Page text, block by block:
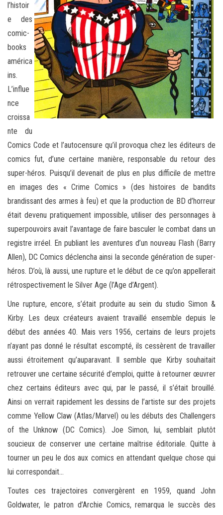
l’histoir
e des
comic-
books
américa
ins.
L’influe
nce
croissa
nte du
Comics Code et l’autocensure qu’il provoqua chez les éditeurs de
comics fut, d’une certaine manière, responsable du retour des
super-héros. Puisqu’il devenait de plus en plus difficile de mettre
en images des « Crime Comics » (des histoires de bandits
brandissant des armes à feu) et que la production de BD d’horreur
était devenu pratiquement impossible, utiliser des personnages à
superpouvoirs avait l’avantage de faire basculer le combat dans un
registre irréel. En publiant les aventures d’un nouveau Flash (Barry
Allen), DC Comics déclencha ainsi la seconde génération de super-
héros. D’où, là aussi, une rupture et le début de ce qu’on appellerait
rétrospectivement le Silver Age (l’Age d’Argent).
Une rupture, encore, s’était produite au sein du studio Simon &
Kirby. Les deux créateurs avaient travaillé ensemble depuis le
début des années 40. Mais vers 1956, certains de leurs projets
n’ayant pas donné le résultat escompté, ils cessèrent de travailler
aussi étroitement qu’auparavant. Il semble que Kirby souhaitait
retrouver une certaine sécurité d’emploi, quitte à retourner œuvrer
chez certains éditeurs avec qui, par le passé, il s’était brouillé.
Ainsi on verrait rapidement les dessins de l’artiste sur des projets
comme Yellow Claw (Atlas/Marvel) ou les débuts des Challengers
of the Unknow (DC Comics). Joe Simon, lui, semblait plutôt
soucieux de conserver une certaine maîtrise éditoriale. Quitte à
tourner un peu le dos aux comics en attendant quelque chose qui
lui correspondait…
Toutes ces trajectoires convergèrent en 1959, quand John
Goldwater, le patron d’Archie Comics, remarqua le succès des